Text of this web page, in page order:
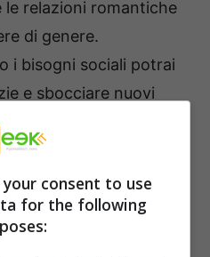
le relazioni romantiche
di genere.
i bisogni sociali potrai
e sbocciare nuovi
di ogni persona,
campus universitario
tutti amano vivere.
consent to use
for the following